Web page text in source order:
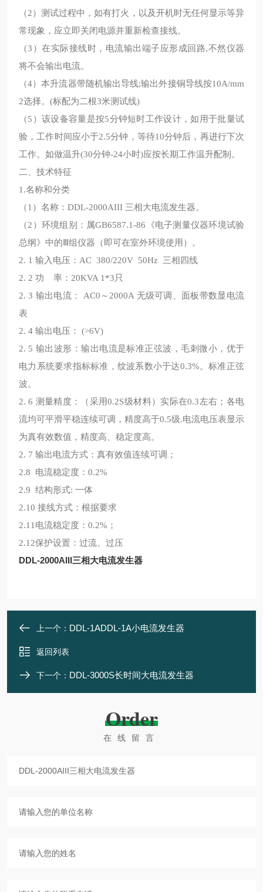
（2）测试过程中，如有打火，以及开机时无任何显示等异
常现象，应立即关闭电源并重新检查接线。
（3）在实际接线时，电流输出端子应形成回路,不然仪器
将不会输出电流。
（4）本升流器带随机输出导线;输出外接铜导线按10A/mm
2选择。(标配为二根3米测试线)
（5）该设备容量是按5分钟短时工作设计，如用于批量试
验，工作时间应小于2.5分钟，等待10分钟后，再进行下次
工作。如做温升(30分钟-24小时)应按长期工作温升配制。
二、技术特征
1.名称和分类
（1）名称：DDL-2000AIII 三相大电流发生器。
（2）环境组别：属GB6587.1-86《电子测量仪器环境试验
总纲》中的Ⅲ组仪器（即可在室外环境使用）。
2. 1 输入电压：AC 380/220V 50Hz 三相四线
2. 2 功 率：20KVA 1*3只
2. 3 输出电流： AC0～2000A 无级可调、面板带数显电流
表
2. 4 输出电压： (>6V)
2. 5 输出波形：输出电流是标准正弦波，毛刺微小，优于
电力系统要求指标标准，纹波系数小于达0.3%。标准正弦
波。
2. 6 测量精度：（采用0.2S级材料）实际在0.3左右；各电
流均可平滑平稳连续可调，精度高于0.5级.电流电压表显示
为真有效数值，精度高、稳定度高。
2. 7 输出电流方式：真有效值连续可调；
2.8 电流稳定度：0.2%
2.9 结构形式: 一体
2.10 接线方式：根据要求
2.11电流稳定度：0.2%；
2.12保护设置：过流、过压
DDL-2000AIII三相大电流发生器
上一个： DDL-1ADDL-1A小电流发生器
返回列表
下一个： DDL-3000S长时间大电流发生器
Order
在线留言